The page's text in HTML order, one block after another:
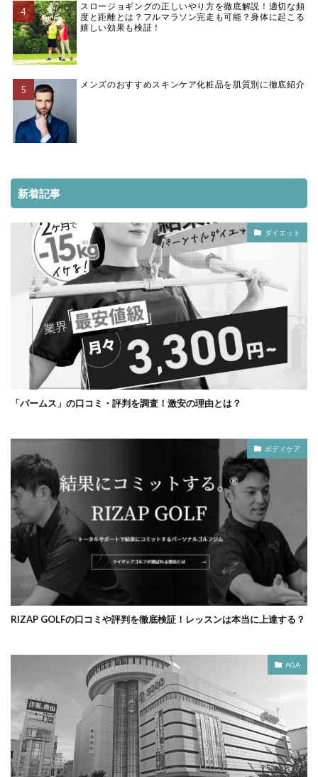
スロージョギングの正しいやり方を徹底解説！適切な頻
度と距離とは？フルマラソン完走も可能？身体に起こる
嬉しい効果も検証！
メンズのおすすめスキンケア化粧品を肌質別に徹底紹介
新着記事
ダイエット
「パームス」の口コミ・評判を調査！激安の理由とは？
ボディケア
RIZAP GOLFの口コミや評判を徹底検証！レッスンは本当に上達する？
AGA